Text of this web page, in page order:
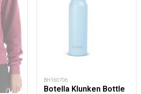
BH160706
Botella Klunken Bottle